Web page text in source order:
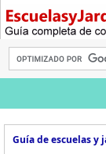
Guía de escuelas y